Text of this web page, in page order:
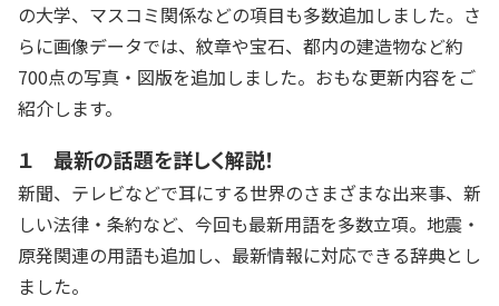
の大学、マスコミ関係などの項目も多数追加しました。さ
らに画像データでは、紋章や宝石、都内の建造物など約
700点の写真・図版を追加しました。おもな更新内容をご
紹介します。
１ 最新の話題を詳しく解説！
新聞、テレビなどで耳にする世界のさまざまな出来事、新
しい法律・条約など、今回も最新用語を多数立項。地震・
原発関連の用語も追加し、最新情報に対応できる辞典とし
ました。